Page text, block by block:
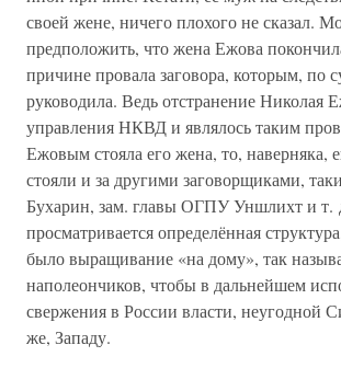
своей жене, ничего плохого не сказал.
предположить, что жена Ежова
причине провала заговора, которым, по
руководила. Ведь отстранение Николая
управления НКВД и являлось таким
Ежовым стояла его жена, то, наверняка,
стояли и за другими заговорщиками,
Бухарин, зам. главы ОГПУ Уншлихт и т.
просматривается определённая
было выращивание «на дому», так
наполеончиков, чтобы в дальнейшем
свержения в России власти, неугодной
же, Западу.